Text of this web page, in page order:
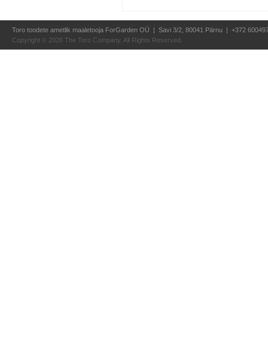
Toro toodete ametlik maaletooja ForGarden OÜ | Savi 3/2, 80041 Pärnu | +372
Copyright © 2026 The Toro Company. All Rights Reserved.